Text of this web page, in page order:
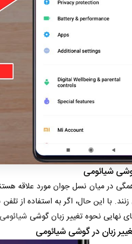
شیائومی
در میان نسل جوان مورد علاقه
با این حال، اگر به استفاده از
نهایی نحوه تغییر زبان گوشی شیائومی
زبان در گوشی شیائومی